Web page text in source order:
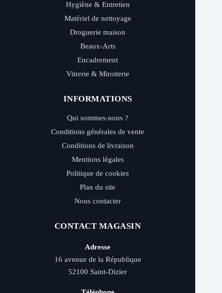
Hygiène & Entretien
Matériel de nettoyage
Droguerie maison
Beaux-Arts
Encadrement
Vitrerie & Miroiterie
INFORMATIONS
Qui sommes-nous ?
Conditions générales de vente
Conditions de livraison
Mentions légales
Politique de cookies
Plan du site
Nous contacter
CONTACT MAGASIN
Adresse
16 avenue de la République
52100 Saint-Dizier